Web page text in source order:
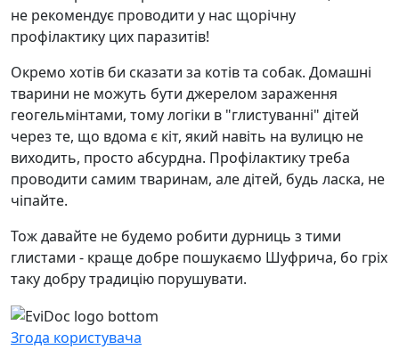
не рекомендує проводити у нас щорічну
профілактику цих паразитів!
Окремо хотів би сказати за котів та собак. Домашні
тварини не можуть бути джерелом зараження
геогельмінтами, тому логіки в "глистуванні" дітей
через те, що вдома є кіт, який навіть на вулицю не
виходить, просто абсурдна. Профілактику треба
проводити самим тваринам, але дітей, будь ласка, не
чіпайте.
Тож давайте не будемо робити дурниць з тими
глистами - краще добре пошукаємо Шуфрича, бо гріх
таку добру традицію порушувати.
Згода користувача